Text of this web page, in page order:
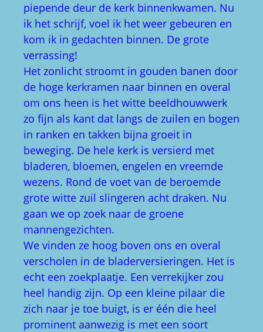
piepende deur de kerk binnenkwamen. Nu
ik het schrijf, voel ik het weer gebeuren en
kom ik in gedachten binnen. De grote
verrassing!
Het zonlicht stroomt in gouden banen door
de hoge kerkramen naar binnen en overal
om ons heen is het witte beeldhouwwerk
zo fijn als kant dat langs de zuilen en bogen
in ranken en takken bijna groeit in
beweging. De hele kerk is versierd met
bladeren, bloemen, engelen en vreemde
wezens. Rond de voet van de beroemde
grote witte zuil slingeren acht draken. Nu
gaan we op zoek naar de groene
mannengezichten.
We vinden ze hoog boven ons en overal
verscholen in de bladerversieringen. Het is
echt een zoekplaatje. Een verrekijker zou
heel handig zijn. Op een kleine pilaar die
zich naar je toe buigt, is er één die heel
prominent aanwezig is met een soort